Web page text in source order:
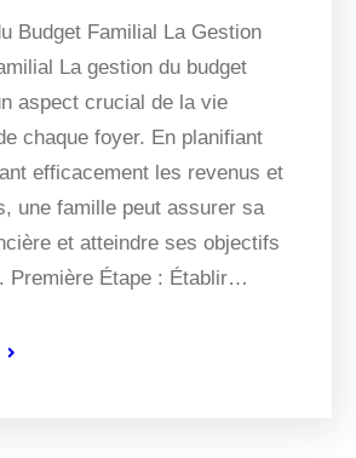
Budget Familial La Gestion
La gestion du budget
aspect crucial de la vie
chaque foyer. En planifiant
efficacement les revenus et
une famille peut assurer sa
et atteindre ses objectifs
Première Étape : Établir…